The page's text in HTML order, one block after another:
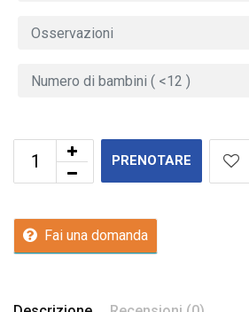
PRENOTARE
Fai una domanda